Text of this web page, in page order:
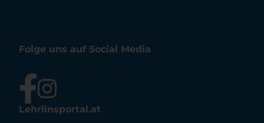
Folge uns auf Social Media
Lehrlinsportal.at